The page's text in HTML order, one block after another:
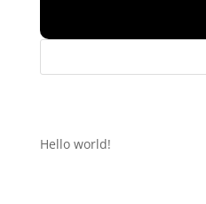
Hello world!